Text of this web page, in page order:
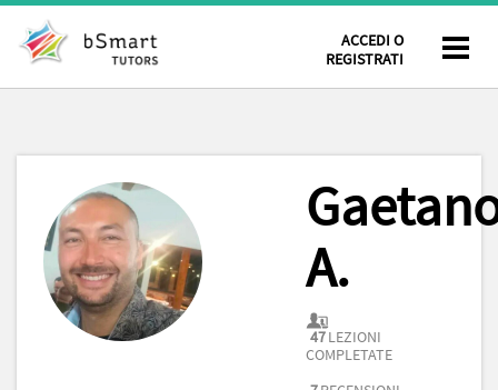
ACCEDI O
REGISTRATI
A.
47LEZIONI
COMPLETATE